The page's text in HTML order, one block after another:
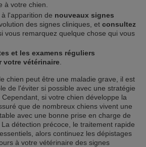
à votre chien.
l'apparition de nouveaux signes
des signes cliniques, et consultez
vous remarquez quelque chose qui vous
et les examens réguliers
votre vétérinaire
chien peut être une maladie grave, il est
de l'éviter si possible avec une stratégie
si votre chien développe la
que de nombreux chiens vivent une
avec une bonne prise en charge de
détection précoce, le traitement rapide
alors continuez les dépistages
à votre vétérinaire des signes